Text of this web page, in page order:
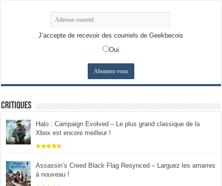
J’accepte de recevoir des courriels de Geekbecois
Oui
Critiques
Halo : Campaign Evolved – Le plus grand classique de la
Xbox est encore meilleur !
Assassin’s Creed Black Flag Resynced – Larguez les amarres
à nouveau !